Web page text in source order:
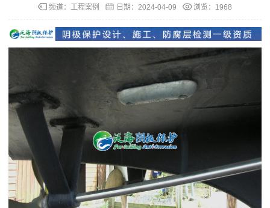
频道： 工程案例 日期： 2024-04-09 浏览：1968